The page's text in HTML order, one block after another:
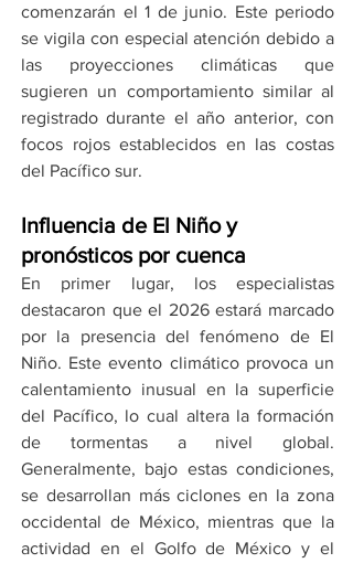
comenzarán el 1 de junio. Este periodo
se vigila con especial atención debido a
las proyecciones climáticas que
sugieren un comportamiento similar al
registrado durante el año anterior, con
focos rojos establecidos en las costas
del Pacífico sur.
Influencia de El Niño y
pronósticos por cuenca
En primer lugar, los especialistas
destacaron que el 2026 estará marcado
por la presencia del fenómeno de El
Niño. Este evento climático provoca un
calentamiento inusual en la superficie
del Pacífico, lo cual altera la formación
de tormentas a nivel global.
Generalmente, bajo estas condiciones,
se desarrollan más ciclones en la zona
occidental de México, mientras que la
actividad en el Golfo de México y el